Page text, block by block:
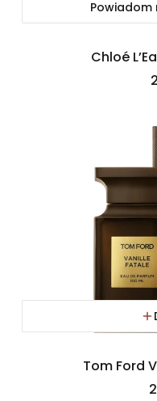
Powiadom
Chloé
Tom Ford